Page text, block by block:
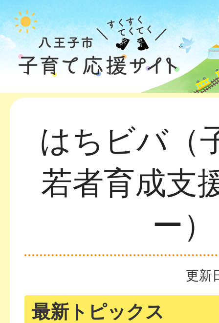
はちビバ（
若者育成支
ー）
更新
最新トピックス